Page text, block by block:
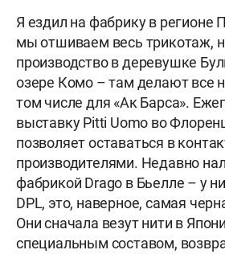
Я ездил на фабрику в регионе
мы отшиваем весь трикотаж,
производство в деревушке
озере Комо – там делают все
том числе для «Ак Барса».
выставку Pitti Uomo во
позволяет оставаться в
производителями. Недавно
фабрикой Drago в Бьелле – у
DPL, это, наверное, самая
Они сначала везут нити в
специальным составом,